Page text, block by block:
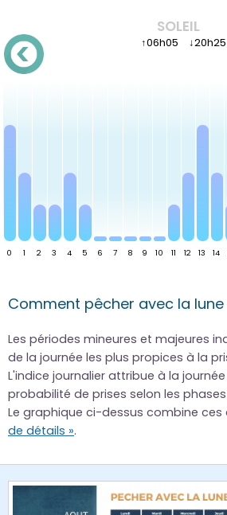
SOLEIL
↑06h05 ↓20h25
Comment pêcher avec la lune
Les périodes mineures et majeures
de la journée les plus propices à la
L'indice journalier attribue à la
probabilité de prises selon les
Le graphique ci-dessus combine ces
de détails ».